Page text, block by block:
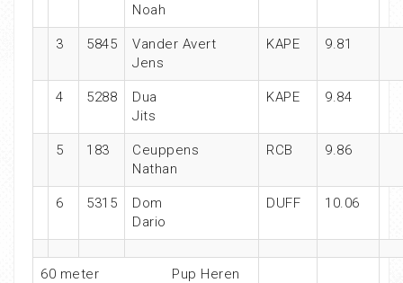
Noah
3 5845
Vander Avert
Jens
KAPE 9.81
4 5288
Dua
Jits
KAPE 9.84
5 183
Ceuppens
Nathan
RCB 9.86
6 5315
Dom
Dario
DUFF 10.06
60 meter
Pup Heren